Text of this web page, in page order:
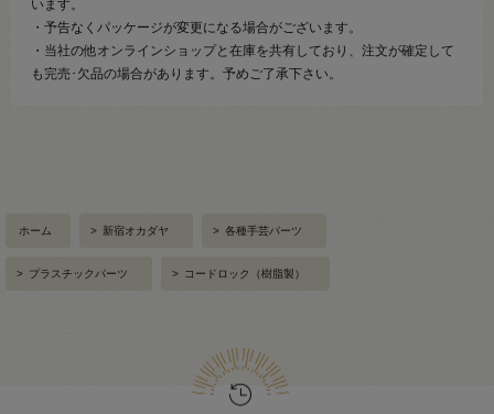
います。
・予告なくパッケージが変更になる場合がございます。
・当社の他オンラインショップと在庫を共有しており、注文が確定して
も完売･欠品の場合があります。予めご了承下さい。
ホーム > 新宿オカダヤ > 各種手芸パーツ
> プラスチックパーツ > コードロック（樹脂製）